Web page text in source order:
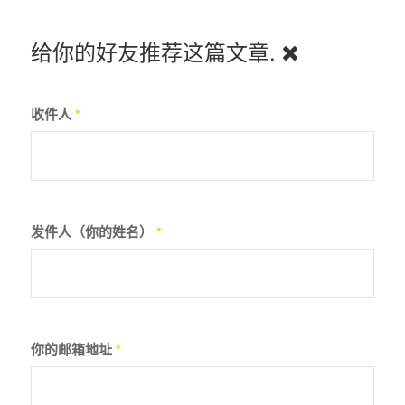
给你的好友推荐这篇文章.
收件人*
发件人（你的姓名） *
你的邮箱地址*